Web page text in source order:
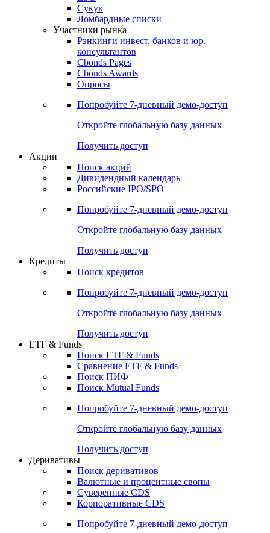
Кривые доходности
Best bid/ask
ЦФА
ESG
Сукук
Ломбардные списки
Участники рынка
Рэнкинги инвест. банков и юр.
Cbonds Pages
Опросы
Попробуйте7-дневный
Откройте глобальную базу данных
Получить доступ
Поиск акций
Российские IPO/SPO
Попробуйте7-дневный
Откройте глобальную базу данных
Получить доступ
Поиск кредитов
Попробуйте7-дневный
Откройте глобальную базу данных
Получить доступ
ETF & Funds
Сравнение ETF & Funds
Поиск Mutual Funds
Попробуйте7-дневный
Откройте глобальную базу данных
Получить доступ
Деривативы
Валютные и процентные свопы